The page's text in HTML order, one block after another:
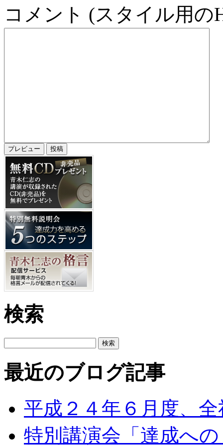
コメント (スタイル用
検索
最近のブログ記事
平成２４年６月度、
特別講演会「達成へ